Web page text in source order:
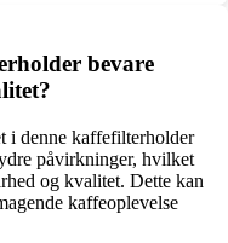
bevare
i denne kaffefilterholder
påvirkninger, hvilket
og kvalitet. Dette kan
kaffeoplevelse